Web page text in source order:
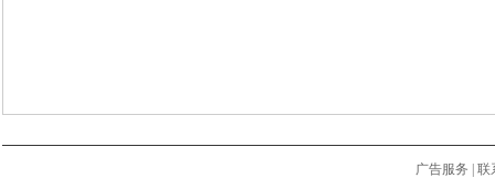
广告服务
联